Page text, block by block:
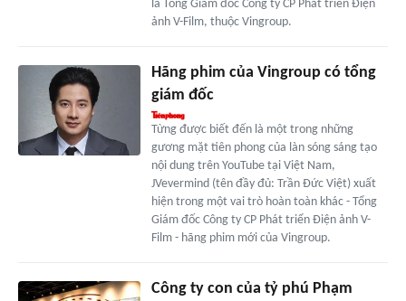
là Tổng Giám đốc Công ty CP Phát triển Điện
ảnh V-Film, thuộc Vingroup.
Hãng phim của Vingroup có tổng
giám đốc
Từng được biết đến là một trong những
gương mặt tiên phong của làn sóng sáng tạo
nội dung trên YouTube tại Việt Nam,
JVevermind (tên đầy đủ: Trần Đức Việt) xuất
hiện trong một vai trò hoàn toàn khác - Tổng
Giám đốc Công ty CP Phát triển Điện ảnh V-
Film - hãng phim mới của Vingroup.
Công ty con của tỷ phú Phạm